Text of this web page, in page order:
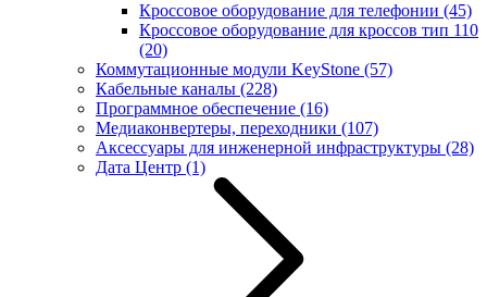
Кроссовое оборудование для телефонии (45)
Кроссовое оборудование для кроссов тип 110
(20)
Коммутационные модули KeyStone (57)
Кабельные каналы (228)
Программное обеспечение (16)
Медиаконвертеры, переходники (107)
Аксессуары для инженерной инфраструктуры (28)
Дата Центр (1)